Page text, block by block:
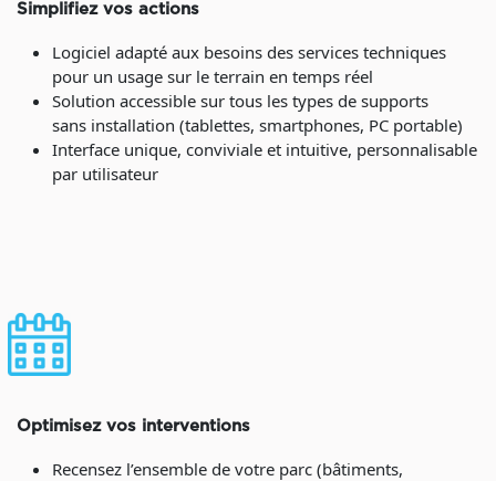
Simplifiez vos actions
Logiciel adapté aux besoins des services techniques
pour un usage sur le terrain en temps réel
Solution accessible sur tous les types de supports
sans installation (tablettes, smartphones, PC portable)
Interface unique, conviviale et intuitive, personnalisable
par utilisateur
Optimisez vos interventions
Recensez l’ensemble de votre parc (bâtiments,